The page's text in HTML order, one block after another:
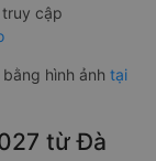
cập
hình ảnh tại
từ Đà